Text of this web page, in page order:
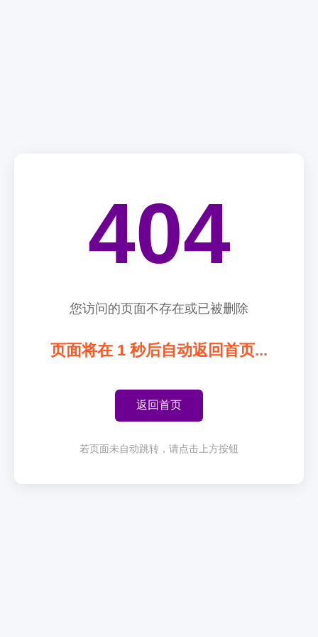
404
您访问的页面不存在或已被删除
页面将在 1 秒后自动返回首页...
返回首页
若页面未自动跳转，请点击上方按钮